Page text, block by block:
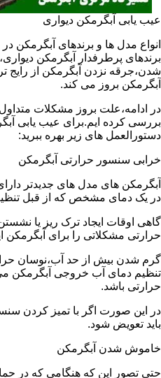
عیب یابی آبگرمکن دیواری
انواع مدل ها و برندهای آبگرمکن
برندهای پرطرفدار آبگرمکن
شدن،جرقه نزدن آبگرمکن از رایج
آبگرمکن بروز می کند.
در ادامه،علت بروز مشکلات
بررسی کرده ایم.برای عیب یابی
دستورالعمل های زیر بهره ببرید:
خرابی سنسور حرارتی آبگرمکن
آبگرمکن های مدل های جدیدتر
در یک دمای مشخص که از قبل
گاهی اوقات ایجاد ترک ریز یا
حرارتی مشکلاتی را برای آبگرمکن
گرم شدن بیش از حد آب،نوسان
تنظیم دمای آب خروجی آبگرمکن
حرارتی باشد.
در این صورت اگر با تمیز کردن
باید تعویض شود.
خاموش شدن آبگرمکن
حتی تصور این که هنگامی که در